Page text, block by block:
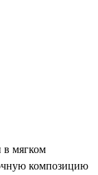
в мягком
композицию